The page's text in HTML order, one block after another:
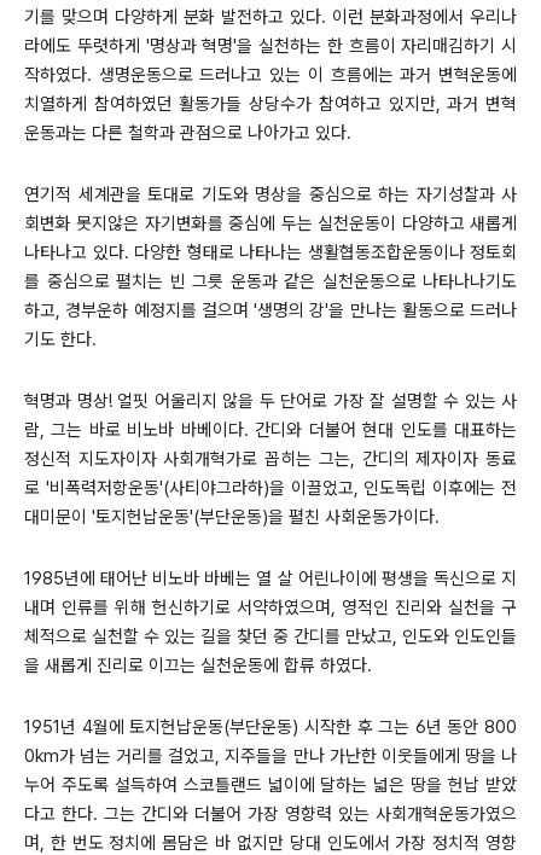
기를 맞으며 다양하게 분화 발전하고 있다. 이런 분화과정에서 우리나
라에도 뚜렷하게 '명상과 혁명'을 실천하는 한 흐름이 자리매김하기 시
작하였다. 생명운동으로 드러나고 있는 이 흐름에는 과거 변혁운동에
치열하게 참여하였던 활동가들 상당수가 참여하고 있지만, 과거 변혁
운동과는 다른 철학과 관점으로 나아가고 있다.
연기적 세계관을 토대로 기도와 명상을 중심으로 하는 자기성찰과 사
회변화 못지않은 자기변화를 중심에 두는 실천운동이 다양하고 새롭게
나타나고 있다. 다양한 형태로 나타나는 생활협동조합운동이나 정토회
를 중심으로 펼치는 빈 그릇 운동과 같은 실천운동으로 나타나나기도
하고, 경부운하 예정지를 걸으며 '생명의 강'을 만나는 활동으로 드러나
기도 한다.
혁명과 명상! 얼핏 어울리지 않을 두 단어로 가장 잘 설명할 수 있는 사
람, 그는 바로 비노바 바베이다. 간디와 더불어 현대 인도를 대표하는
정신적 지도자이자 사회개혁가로 꼽히는 그는, 간디의 제자이자 동료
로 '비폭력저항운동'(사티야그라하)을 이끌었고, 인도독립 이후에는 전
대미문이 '토지헌납운동'(부단운동)을 펼친 사회운동가이다.
1985년에 태어난 비노바 바베는 열 살 어린나이에 평생을 독신으로 지
내며 인류를 위해 헌신하기로 서약하였으며, 영적인 진리와 실천을 구
체적으로 실천할 수 있는 길을 찾던 중 간디를 만났고, 인도와 인도인들
을 새롭게 진리로 이끄는 실천운동에 합류 하였다.
1951년 4월에 토지헌납운동(부단운동) 시작한 후 그는 6년 동안 800
0km가 넘는 거리를 걸었고, 지주들을 만나 가난한 이웃들에게 땅을 나
누어 주도록 설득하여 스코틀랜드 넓이에 달하는 넓은 땅을 헌납 받았
다고 한다. 그는 간디와 더불어 가장 영향력 있는 사회개혁운동가였으
며, 한 번도 정치에 몸담은 바 없지만 당대 인도에서 가장 정치적 영향